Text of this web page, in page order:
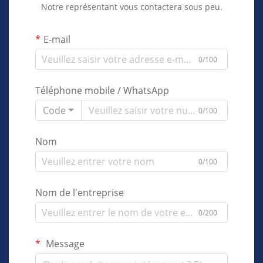
Notre représentant vous contactera sous peu.
E-mail
0/100
Téléphone mobile / WhatsApp
Code
0/100
Nom
0/100
Nom de l'entreprise
0/200
Message